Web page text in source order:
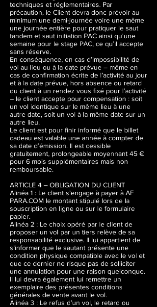
techniques et réglementaires. Par
précaution, le Client devra donc prévoir au
minimum une demi-journée voire une même
une journée entière pour pratiquer le saut
tandem et saut initiation PAC ainsi qu'une
semaine pour le stage PAC, ce qu’il accepte
sans réserve.
En conséquence, en cas d’impossibilité de
vol au lieu ou à la date prévue – même en
cas de confirmation écrite de l’activité au jour
et à la date prévue, hors absence ou retard
du client à un rendez vous fixé pour l’activité
– le client accepte pour compensation : soit
un vol identique sur le même lieu à une
autre date, soit un vol à la même date sur un
autre lieu.
Le client est pour finir informé que le billet
cadeau est valable une année à compter de
sa date d’émission. Il est cessible
gratuitement, prolongeable moyennant 45 €
pour 6 mois supplémentaires mais non
remboursable.
ARTICLE 4 – OBLIGATION DU CLIENT
Alinéa 1 : Le client s’engage à payer à AF
PARA.COM le montant stipulé lors de la
souscription en ligne ou sur le formulaire
papier.
Alinéa 2 : Le choix opéré par le client de
proposer un vol par un tiers relève de sa
responsabilité exclusive. Il lui appartient de
s’informer que le sautant présente une
condition physique compatible avec le vol et
que ce dernier ne risque pas de solliciter
une annulation pour une raison quelconque.
Il lui devra également lui remettre un
exemplaire des présentes conditions
générales de vente avant le vol.
Alinéa 3 : Le refus d’un vol, le retard ou